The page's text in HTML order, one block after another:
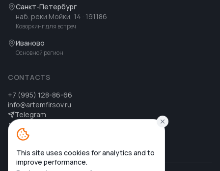
Санкт-Петербург
наб. реки Мойки, 14 · 191186
Коворкинг для встреч
Иваново
Основной регион
CONTACTS
+7 (995) 128-86-66
info@artemfirsov.ru
Telegram
MAX MAX
This site uses cookies for analytics and to
improve performance.